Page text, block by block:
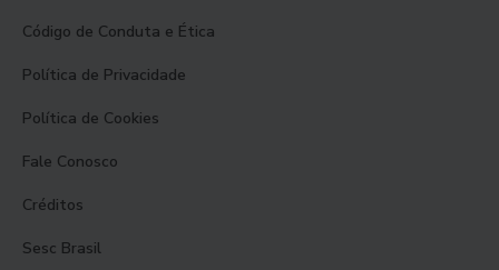
Código de Conduta e Ética
Política de Privacidade
Política de Cookies
Fale Conosco
Créditos
Sesc Brasil